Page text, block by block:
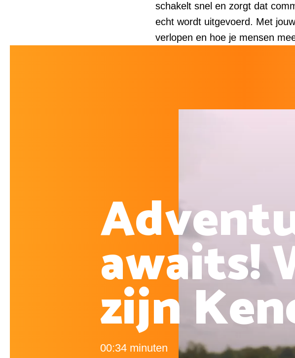
schakelt snel en zorgt dat
echt wordt uitgevoerd. Met
verlopen en hoe je mensen
awaits!
zijn
00:34 minuten